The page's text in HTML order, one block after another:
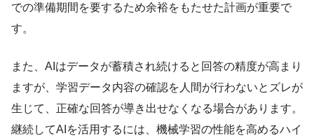
での準備期間を要するため余裕をもたせた計画が重要で
す。
また、AIはデータが蓄積され続けると回答の精度が高まり
ますが、学習データ内容の確認を人間が行わないとズレが
生じて、正確な回答が導き出せなくなる場合があります。
継続してAIを活用するには、機械学習の性能を高めるハイ